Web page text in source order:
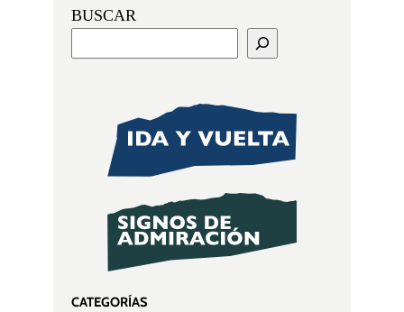
BUSCAR
CATEGORÍAS